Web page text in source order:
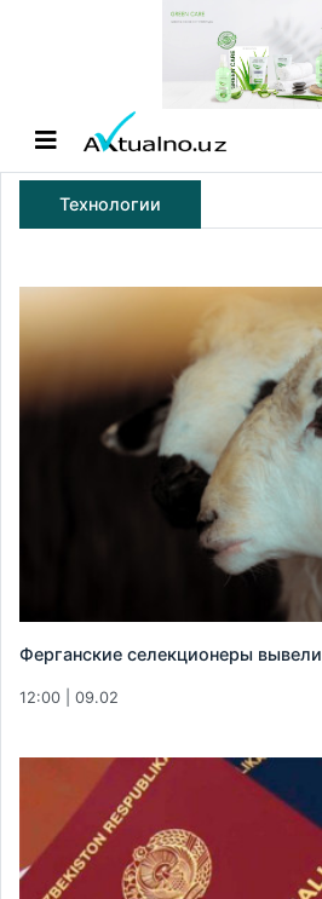
Технологии
Ферганские селекционеры
12:00 | 09.02